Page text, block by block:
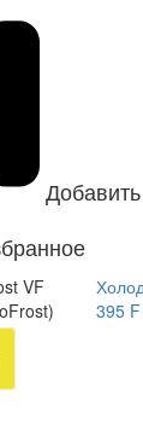
VF
395